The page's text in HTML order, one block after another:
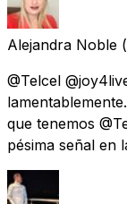
Alejandra Noble
@Telcel
que tenemos
pésima señal en